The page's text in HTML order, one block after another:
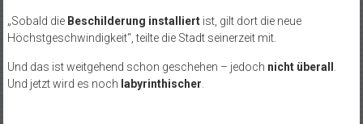
„Sobald die Beschilderung installiertist, gilt dort die neue
Höchstgeschwindigkeit“, teilte die Stadt seinerzeit mit.
Und das ist weitgehend schon geschehen – jedoch nicht überall
Und jetzt wird es noch labyrinthischer